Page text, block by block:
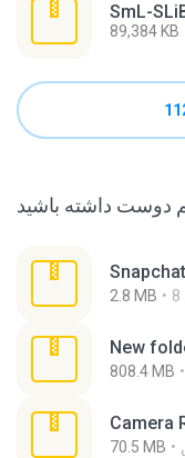
SmL-
89,384 KB
دوست داشته باشید
2.8 MB
New
808.4 MB
Camera
70.5 MB